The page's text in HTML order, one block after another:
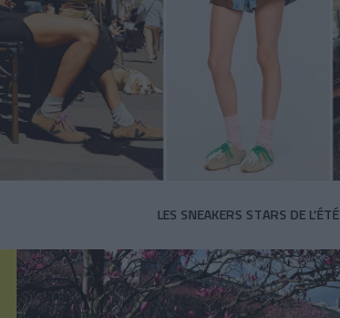
LES SNEAKERS STARS DE L’ÉTÉ